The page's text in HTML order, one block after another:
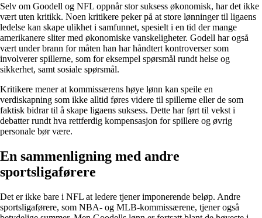
Selv om Goodell og NFL oppnår stor suksess økonomisk, har det ikke
vært uten kritikk. Noen kritikere peker på at store lønninger til ligaens
ledelse kan skape ulikhet i samfunnet, spesielt i en tid der mange
amerikanere sliter med økonomiske vanskeligheter. Godell har også
vært under brann for måten han har håndtert kontroverser som
involverer spillerne, som for eksempel spørsmål rundt helse og
sikkerhet, samt sosiale spørsmål.
Kritikere mener at kommissærens høye lønn kan speile en
verdiskapning som ikke alltid føres videre til spillerne eller de som
faktisk bidrar til å skape ligaens suksess. Dette har ført til vekst i
debatter rundt hva rettferdig kompensasjon for spillere og øvrig
personale bør være.
En sammenligning med andre
sportsligaførere
Det er ikke bare i NFL at ledere tjener imponerende beløp. Andre
sportsligaførere, som NBA- og MLB-kommissærene, tjener også